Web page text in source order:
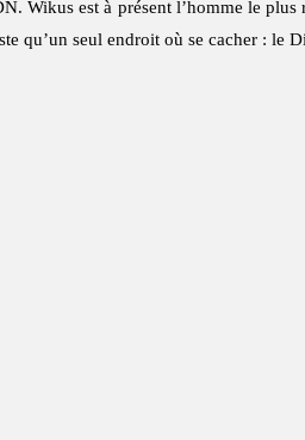
Wikus est à présent l’homme le
qu’un seul endroit où se cacher : le